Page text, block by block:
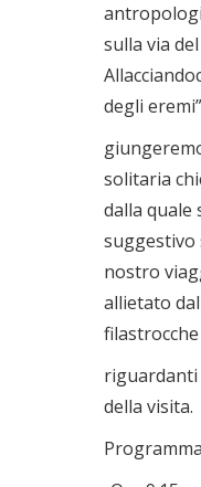
sulla via
degli
solitaria
dalla quale
suggestivo
nostro
allietato
della visita.